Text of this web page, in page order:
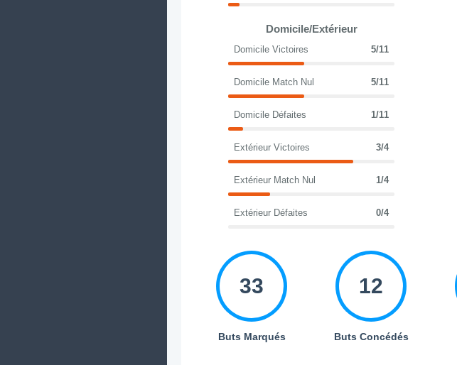
Domicile/Extérieur
Domicile Victoires 5/11
Domicile Match Nul 5/11
Domicile Défaites 1/11
Extérieur Victoires 3/4
Extérieur Match Nul 1/4
Extérieur Défaites 0/4
33
Buts Marqués
12
Buts Concédés